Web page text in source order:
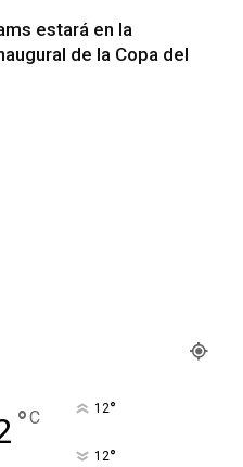
estará en la
de la Copa del
°C 12°
12°